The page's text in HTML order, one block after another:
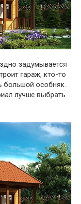
задумывается
гараж, кто-то
большой особняк.
лучше выбрать